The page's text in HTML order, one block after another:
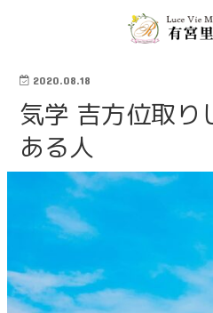
2020.08.18
気学 吉方位取り
ある人